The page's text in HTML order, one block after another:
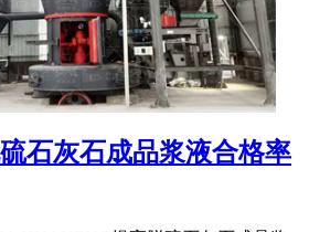
石灰石成品浆液合格率